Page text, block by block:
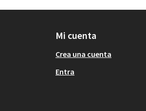
Mi cuenta
Crea una cuenta
Entra